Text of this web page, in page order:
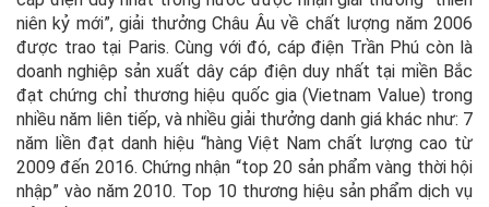
niên kỷ mới”, giải thưởng Châu Âu về chất lượng năm 2006
được trao tại Paris. Cùng với đó, cáp điện Trần Phú còn là
doanh nghiệp sản xuất dây cáp điện duy nhất tại miền Bắc
đạt chứng chỉ thương hiệu quốc gia (Vietnam Value) trong
nhiều năm liên tiếp, và nhiều giải thưởng danh giá khác như: 7
năm liền đạt danh hiệu “hàng Việt Nam chất lượng cao từ
2009 đến 2016. Chứng nhận “top 20 sản phẩm vàng thời hội
nhập” vào năm 2010. Top 10 thương hiệu sản phẩm dịch vụ